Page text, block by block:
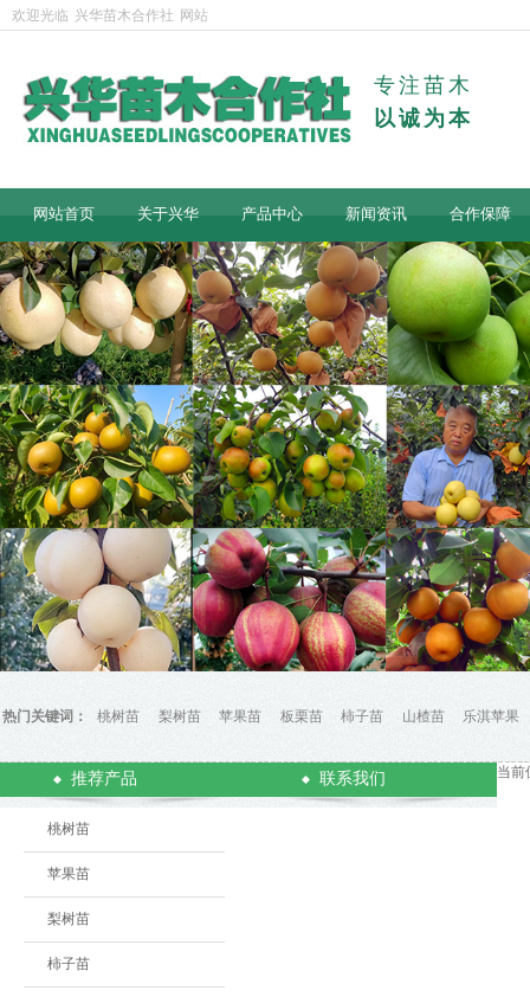
欢迎光临 兴华苗木合作社 网站
专注苗木
以诚为本
网站首页 关于兴华 产品中心 新闻资讯 合作保障
热门关键词： 桃树苗 梨树苗 苹果苗 板栗苗 柿子苗 山楂苗 乐淇苹果
推荐产品
桃树苗
苹果苗
梨树苗
柿子苗
联系我们 当前